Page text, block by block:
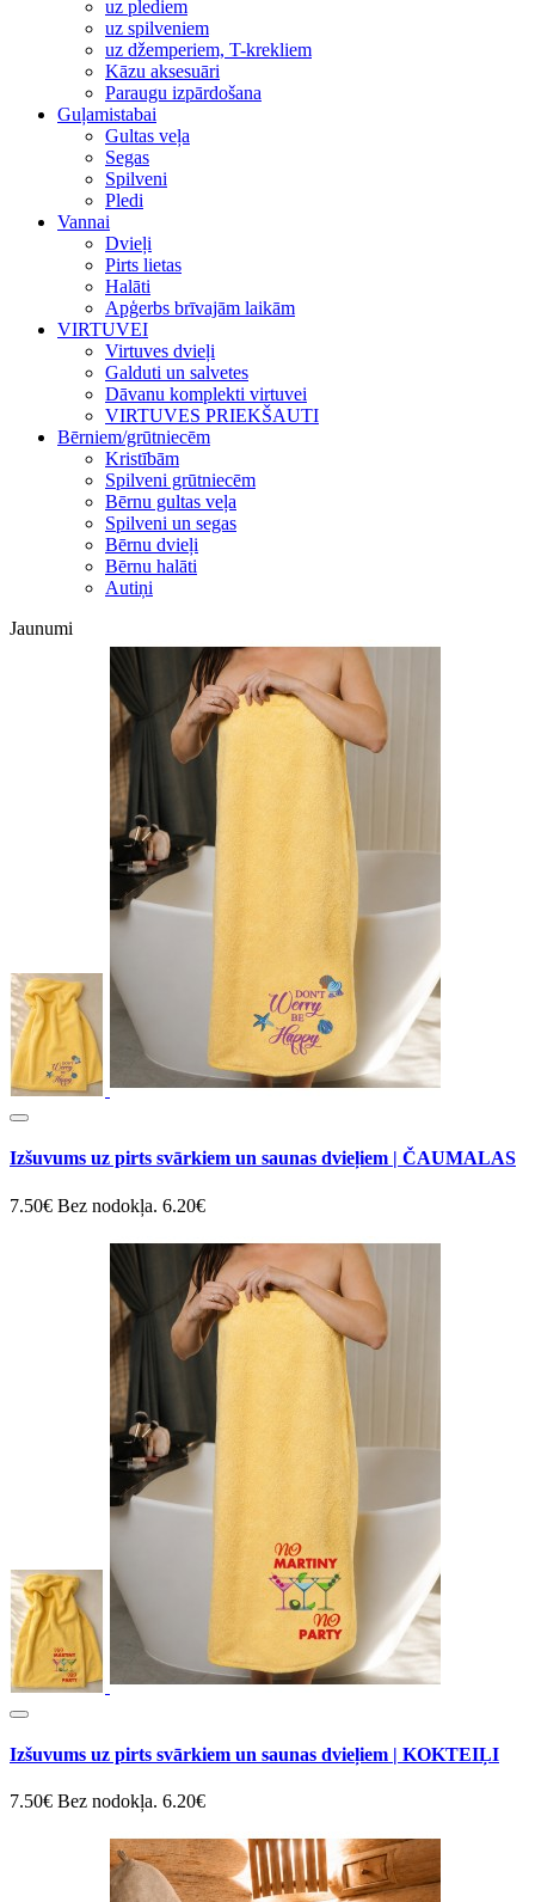
uz plediem
uz spilveniem
uz džemperiem, T-krekliem
Kāzu aksesuāri
Paraugu izpārdošana
Guļamistabai
Gultas veļa
Segas
Spilveni
Pledi
Vannai
Dvieļi
Pirts lietas
Halāti
Apģerbs brīvajām laikām
VIRTUVEI
Virtuves dvieļi
Galduti un salvetes
Dāvanu komplekti virtuvei
VIRTUVES PRIEKŠAUTI
Bērniem/grūtniecēm
Kristībām
Spilveni grūtniecēm
Bērnu gultas veļa
Spilveni un segas
Bērnu dvieļi
Bērnu halāti
Autiņi
Jaunumi
Izšuvums uz pirts svārkiem un saunas dvieļiem | ČAUMALAS
7.50€ Bez nodokļa. 6.20€
Izšuvums uz pirts svārkiem un saunas dvieļiem | KOKTEIĻI
7.50€ Bez nodokļa. 6.20€